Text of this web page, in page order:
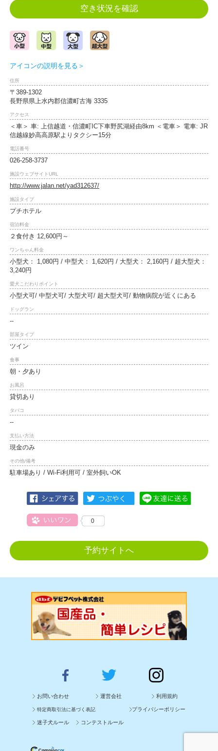
空き状況を確認
アイコンの説明を見る＞
住所
〒389-1302
長野県県上水内郡信濃町古海 3335
アクセス
＜車＞ 車: 上信越道・信濃町IC下車野尻湖経由8km ＜電車＞ 電車: JR
信越線妙高高原駅よりタクシー15分
電話番号
026-258-3737
施設ウェブサイトURL
http://www.jalan.net/yad312637/
施設タイプ
プチホテル
宿泊料金
２食付き 12,600円～
ワンちゃん料金
小型犬： 1,080円 / 中型犬： 1,620円 / 大型犬： 2,160円 / 超大型犬：
3,240円
愛犬こだわりポイント
小型犬可/ 中型犬可/ 大型犬可/ 超大型犬可/ 動物病院が近くにある
ドッグラン
--
部屋タイプ
ツイン
食事
朝・夕あり
お風呂
貸切あり
タバコ
--
支払い方法
現金のみ
その他/備考
駐車場あり / Wi-Fi利用可 / 室外飼いOK
0
予約サイトへ
お問い合わせ 運営会社 利用規約
特定商取引法に基づく表記 プライバシーポリシー
迷子犬ルール コンテストルール